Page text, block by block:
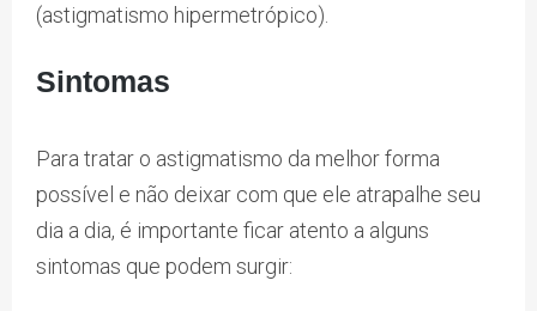
(astigmatismo hipermetrópico).
Sintomas
Para tratar o astigmatismo da melhor forma
possível e não deixar com que ele atrapalhe seu
dia a dia, é importante ficar atento a alguns
sintomas que podem surgir: